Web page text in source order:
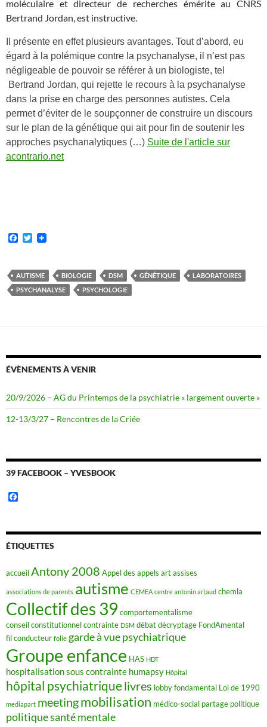
moléculaire et directeur de recherches émérite au CNRS
Bertrand Jordan, est instructive.
Il présente en effet plusieurs avantages. Tout d’abord, eu
égard à la polémique contre la psychanalyse, il n’est pas
négligeable de pouvoir se référer à un biologiste, tel
Bertrand Jordan, qui rejette le recours à la psychanalyse
dans la prise en charge des personnes autistes. Cela
permet d’éviter de le soupçonner de construire un discours
sur le plan de la génétique qui ait pour fin de soutenir les
approches psychanalytiques (…) Suite de l'article sur
acontrario.net
F
b
o
o
T
t
e
r
AUTISME BIOLOGIE DSM GÉNÉTIQUE
LABORATOIRES
PSYCHANALYSE
PSYCHOLOGIE
ÉVÈNEMENTS À VENIR
20/9/2026 – AG du Printemps de la psychiatrie « largement ouverte »
12-13/3/27 – Rencontres de la Criée
39 FACEBOOK – YVESBOOK
b
o
o
ÉTIQUETTES
accueilAntony 2008 Appel des appels artassises
associations de parents autisme CEMEA centre antonin artaud chemla
Collectif des 39 comportementalisme
conseil constitutionnelcontrainte DSM débatdécryptage FondAmental
fil conducteur folie garde à vue psychiatrique
Groupe enfance HAS HDT
hospitalisation sous contrainte humapsy Hôpital
hôpital psychiatriquelivres lobby fondamental Loi de 1990
mediapart meetingmobilisation médico-social partage politique
politique santé mentale